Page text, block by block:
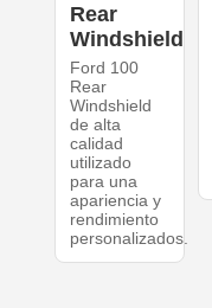
Rear
Windshield
Ford 100
Rear
Windshield
de alta
calidad
utilizado
para una
apariencia y
rendimiento
personalizados.